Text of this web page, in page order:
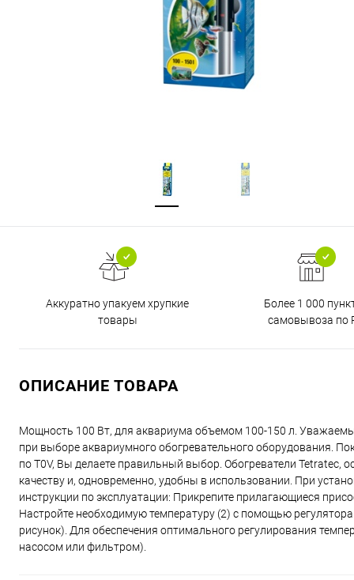
Аккуратно упакуем хрупкие
товары
Более 1 000
самовывоза по
ОПИСАНИЕ ТОВАРА
Мощность 100 Вт, для аквариума объемом 100-150 л.
при выборе аквариумного обогревательного оборудования.
по T0V, Вы делаете правильный выбор. Обогреватели
качеству и, одновременно, удобны в использовании. При
инструкции по эксплуатации: Прикрепите прилагающиеся
Настройте необходимую температуру (2) с помощью
рисунок). Для обеспечения оптимального регулирования
насосом или фильтром).